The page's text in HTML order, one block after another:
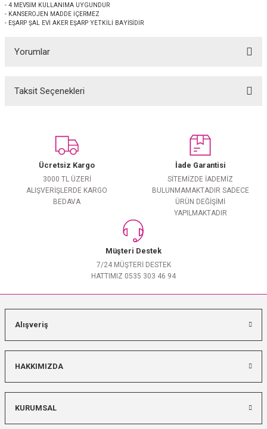
ŞAL
- 4 MEVSİM KULLANIMA UYGUNDUR
- KANSEROJEN MADDE İÇERMEZ
- EŞARP ŞAL EVİ AKER EŞARP YETKİLİ BAYİSİDİR
Yorumlar
Taksit Seçenekleri
Ücretsiz Kargo
3000 TL ÜZERİ
ALIŞVERİŞLERDE KARGO
BEDAVA
İade Garantisi
SİTEMİZDE İADEMİZ
BULUNMAMAKTADIR SADECE
ÜRÜN DEĞİŞİMİ
YAPILMAKTADIR
Müşteri Destek
7/24 MÜŞTERİ DESTEK
HATTIMIZ 0535 303 46 94
Alışveriş
HAKKIMIZDA
KURUMSAL